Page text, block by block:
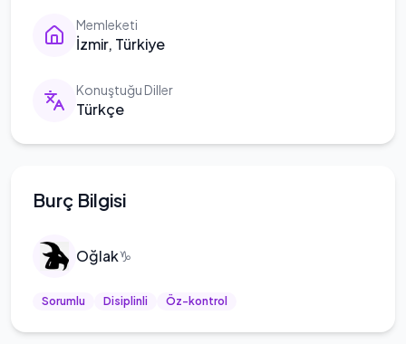
Memleketi
İzmir, Türkiye
Konuştuğu Diller
Türkçe
Burç Bilgisi
Oğlak♑
Sorumlu Disiplinli Öz-kontrol